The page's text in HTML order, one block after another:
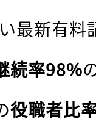
最新有料
続率98%
役職者比